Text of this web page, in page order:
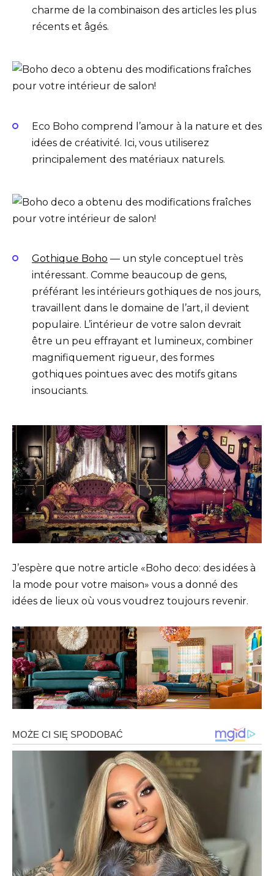
charme de la combinaison des articles les plus
récents et âgés.
Eco Boho comprend l’amour à la nature et des
idées de créativité. Ici, vous utiliserez
principalement des matériaux naturels.
Gothique Boho — un style conceptuel très
intéressant. Comme beaucoup de gens,
préférant les intérieurs gothiques de nos jours,
travaillent dans le domaine de l’art, il devient
populaire. L’intérieur de votre salon devrait
être un peu effrayant et lumineux, combiner
magnifiquement rigueur, des formes
gothiques pointues avec des motifs gitans
insouciants.
J’espère que notre article «Boho deco: des idées à
la mode pour votre maison» vous a donné des
idées de lieux où vous voudrez toujours revenir.